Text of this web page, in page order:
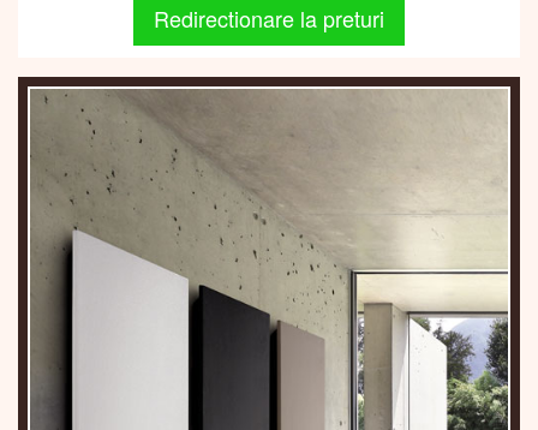
Redirectionare la preturi